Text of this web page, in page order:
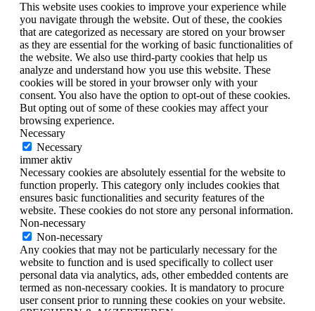
This website uses cookies to improve your experience while
you navigate through the website. Out of these, the cookies
that are categorized as necessary are stored on your browser
as they are essential for the working of basic functionalities of
the website. We also use third-party cookies that help us
analyze and understand how you use this website. These
cookies will be stored in your browser only with your
consent. You also have the option to opt-out of these cookies.
But opting out of some of these cookies may affect your
browsing experience.
Necessary
Necessary
immer aktiv
Necessary cookies are absolutely essential for the website to
function properly. This category only includes cookies that
ensures basic functionalities and security features of the
website. These cookies do not store any personal information.
Non-necessary
Non-necessary
Any cookies that may not be particularly necessary for the
website to function and is used specifically to collect user
personal data via analytics, ads, other embedded contents are
termed as non-necessary cookies. It is mandatory to procure
user consent prior to running these cookies on your website.